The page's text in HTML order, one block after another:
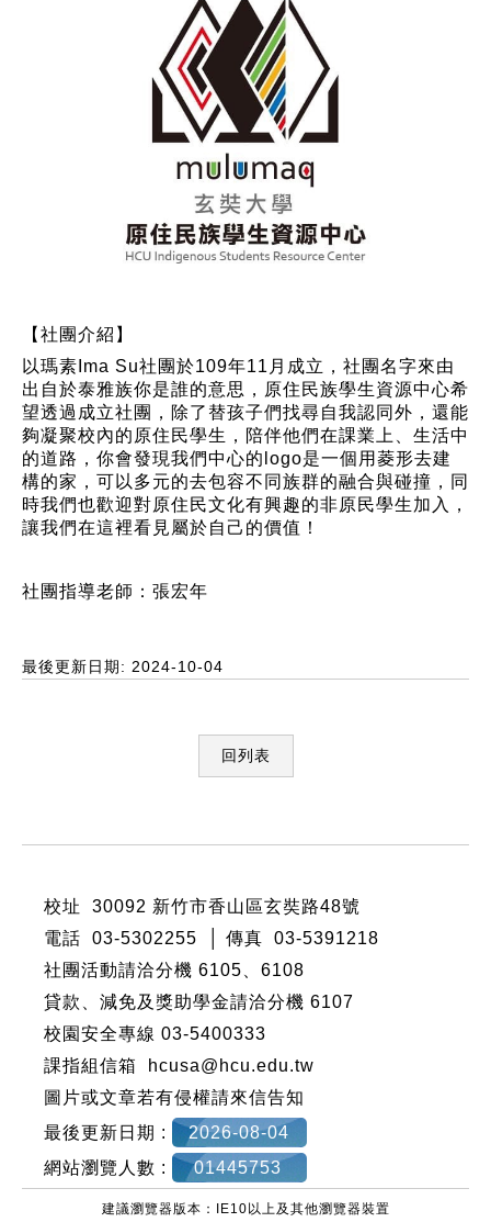
【社團介紹】
以瑪素Ima Su社團於109年11月成立，社團名字來由
出自於泰雅族你是誰的意思，原住民族學生資源中心希
望透過成立社團，除了替孩子們找尋自我認同外，還能
夠凝聚校內的原住民學生，陪伴他們在課業上、生活中
的道路，你會發現我們中心的logo是一個用菱形去建
構的家，可以多元的去包容不同族群的融合與碰撞，同
時我們也歡迎對原住民文化有興趣的非原民學生加入，
讓我們在這裡看見屬於自己的價值！
社團指導老師：張宏年
最後更新日期: 2024-10-04
回列表
校址 30092 新竹市香山區玄奘路48號
電話 03-5302255 │ 傳真 03-5391218
社團活動請洽分機 6105
6108
貸款、減免及獎助學金請洽分機 6107
校園安全專線 03-5400333
課指組信箱 hcusa@hcu.edu.tw
圖片或文章若有侵權請來信告知
最後更新日期 :
2026-08-04
網站瀏覽人數 :
01445753
建議瀏覽器版本：IE10以上及其他瀏覽器裝置